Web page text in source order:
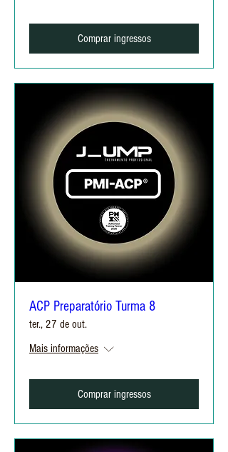
Comprar ingressos
ACP Preparatório Turma 8
ter., 27 de out.
Mais informações
Comprar ingressos